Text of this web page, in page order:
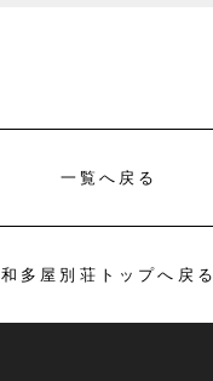
一覧へ戻る
和多屋別荘トップへ戻る